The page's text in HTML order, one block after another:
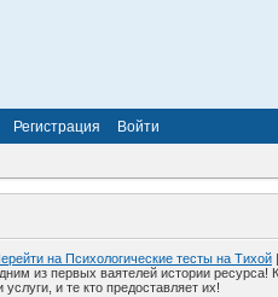
Регистрация Войти
на Психологические тесты на Тихой
из первых ваятелей истории
и те кто предоставляет их!